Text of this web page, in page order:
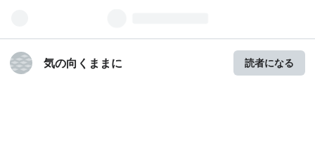
気の向くままに 読者になる